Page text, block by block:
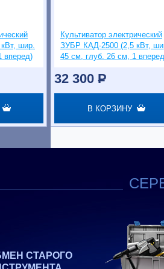
шир.
вперед)
Культиватор электрический
ЗУБР КАД-2500 (2,5 кВт,
45 см, глуб. 26 см, 1
32 300 P
В КОРЗИНУ
СТАРОГО